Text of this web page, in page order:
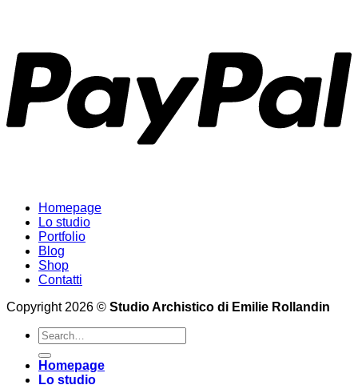
Homepage
Lo studio
Portfolio
Blog
Shop
Contatti
Copyright 2026 © Studio Archistico di Emilie Rollandin
Search
for:
Homepage
Lo studio